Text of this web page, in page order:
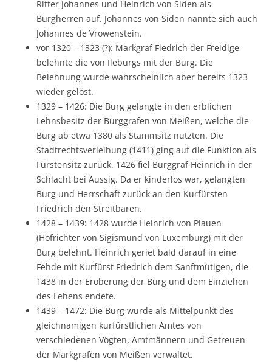
Ritter Johannes und Heinrich von Siden als
Burgherren auf. Johannes von Siden nannte sich auch
Johannes de Vrowenstein.
vor 1320 – 1323 (?): Markgraf Fiedrich der Freidige
belehnte die von Ileburgs mit der Burg. Die
Belehnung wurde wahrscheinlich aber bereits 1323
wieder gelöst.
1329 – 1426: Die Burg gelangte in den erblichen
Lehnsbesitz der Burggrafen von Meißen, welche die
Burg ab etwa 1380 als Stammsitz nutzten. Die
Stadtrechtsverleihung (1411) ging auf die Funktion als
Fürstensitz zurück. 1426 fiel Burggraf Heinrich in der
Schlacht bei Aussig. Da er kinderlos war, gelangten
Burg und Herrschaft zurück an den Kurfürsten
Friedrich den Streitbaren.
1428 – 1439: 1428 wurde Heinrich von Plauen
(Hofrichter von Sigismund von Luxemburg) mit der
Burg belehnt. Heinrich geriet bald darauf in eine
Fehde mit Kurfürst Friedrich dem Sanftmütigen, die
1438 in der Eroberung der Burg und dem Einziehen
des Lehens endete.
1439 – 1472: Die Burg wurde als Mittelpunkt des
gleichnamigen kurfürstlichen Amtes von
verschiedenen Vögten, Amtmännern und Getreuen
der Markgrafen von Meißen verwaltet.